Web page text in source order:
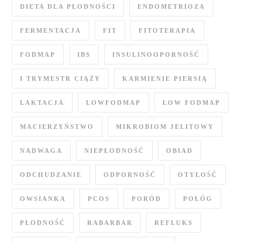
DIETA DLA PŁODNOŚCI ENDOMETRIOZA
FERMENTACJA FIT FITOTERAPIA
FODMAP IBS INSULINOOPORNOŚĆ
I TRYMESTR CIĄŻY KARMIENIE PIERSIĄ
LAKTACJA LOWFODMAP LOW FODMAP
MACIERZYŃSTWO MIKROBIOM JELITOWY
NADWAGA NIEPŁODNOŚĆ OBIAD
ODCHUDZANIE ODPORNOŚĆ OTYŁOŚĆ
OWSIANKA PCOS PORÓD POŁÓG
PŁODNOŚĆ RABARBAR REFLUKS